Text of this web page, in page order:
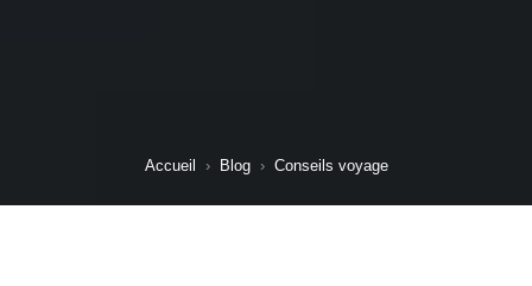
Accueil › Blog › Conseils voyage